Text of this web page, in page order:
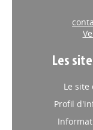
Les
Le
Profil